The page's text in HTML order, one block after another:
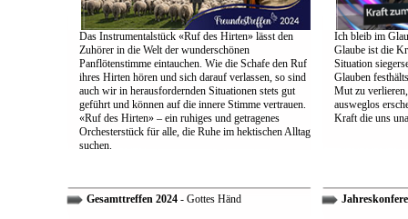
Das Instrumentalstück «Ruf des Hirten» lässt den
Zuhörer in die Welt der wunderschönen
Panflötenstimme eintauchen. Wie die Schafe den Ruf
ihres Hirten hören und sich darauf verlassen, so sind
auch wir in herausfordernden Situationen stets gut
geführt und können auf die innere Stimme vertrauen.
«Ruf des Hirten» – ein ruhiges und getragenes
Orchesterstück für alle, die Ruhe im hektischen Alltag
suchen.
Ich bleib im
Glaube ist die
Situation
Glauben
Mut zu
ausweglos
Kraft die uns
Gesamttreffen 2024- Gottes Händ